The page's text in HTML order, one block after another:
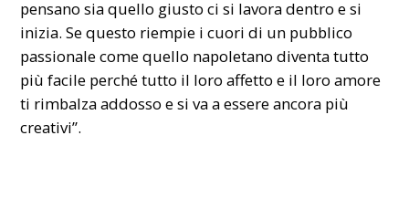
pensano sia quello giusto ci si lavora dentro e si
inizia. Se questo riempie i cuori di un pubblico
passionale come quello napoletano diventa tutto
più facile perché tutto il loro affetto e il loro amore
ti rimbalza addosso e si va a essere ancora più
creativi”.